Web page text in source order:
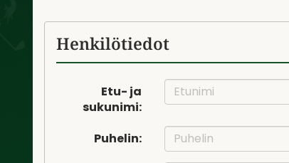
Henkilötiedot
Etu- ja
sukunimi:
Puhelin: